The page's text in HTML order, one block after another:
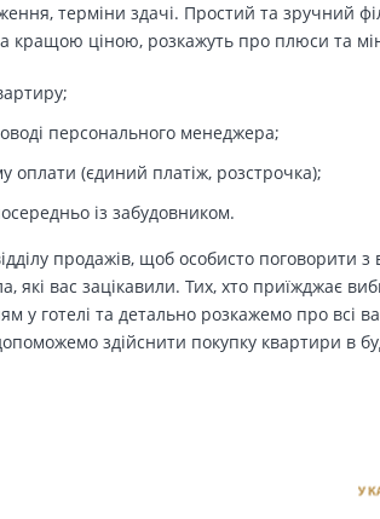
терміни здачі. Простий та зручний
кращою ціною, розкажуть про плюси та
персонального менеджера;
оплати (єдиний платіж, розстрочка);
із забудовником.
продажів, щоб особисто поговорити
які вас зацікавили. Тих, хто приїжджає
у готелі та детально розкажемо про всі
здійснити покупку квартири в